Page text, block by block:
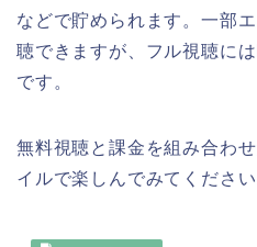
などで貯められます。一部
聴できますが、フル視聴に
です。
無料視聴と課金を組み合わ
イルで楽しんでみてください